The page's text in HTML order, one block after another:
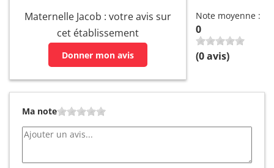
Maternelle Jacob : votre avis sur
cet établissement
Donner mon avis
Note moyenne :
0
(0avis)
Ma note